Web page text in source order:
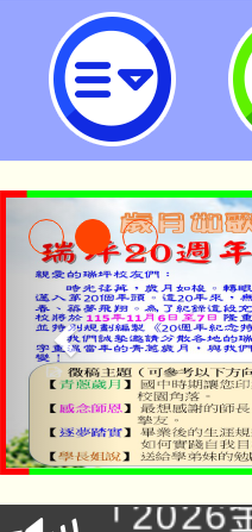
高國中資優教
學年度第1學期
人工智慧，需
市立瑞坪國民中
公告本
代理(課
「2026